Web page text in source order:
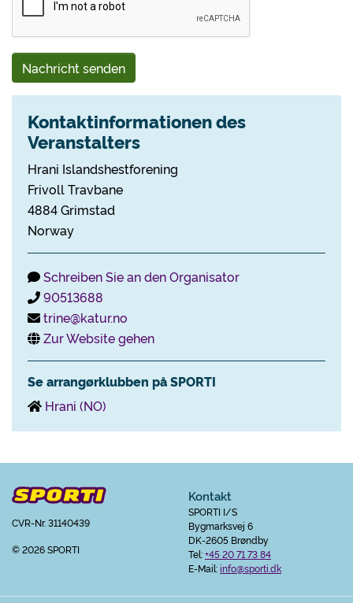
Nachricht senden
Kontaktinformationen des
Veranstalters
Hrani Islandshestforening
Frivoll Travbane
4884 Grimstad
Norway
Schreiben Sie an den Organisator
90513688
trine@katur.no
Zur Website gehen
Se arrangørklubben på SPORTI
Hrani (NO)
CVR-Nr. 31140439
© 2026 SPORTI
Kontakt
SPORTI I/S
Bygmarksvej 6
DK-2605 Brøndby
Tel:+45 20 71 73 84
E-Mail:info@sporti.dk